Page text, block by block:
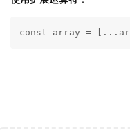
const array =